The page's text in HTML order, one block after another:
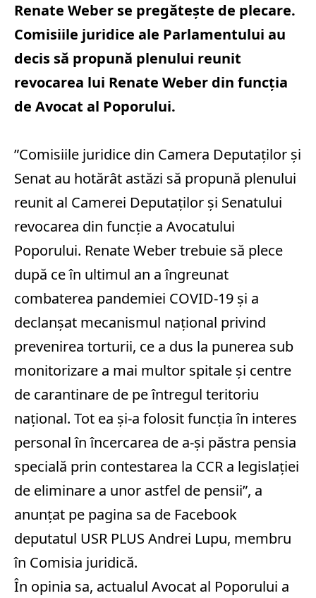
Renate Weber se pregătește de plecare.
Comisiile juridice ale Parlamentului au
decis să propună plenului reunit
revocarea lui Renate Weber din funcţia
de Avocat al Poporului.
”Comisiile juridice din Camera Deputaţilor şi
Senat au hotărât astăzi să propună plenului
reunit al Camerei Deputaţilor şi Senatului
revocarea din funcţie a Avocatului
Poporului. Renate Weber trebuie să plece
după ce în ultimul an a îngreunat
combaterea pandemiei COVID-19 şi a
declanşat mecanismul naţional privind
prevenirea torturii, ce a dus la punerea sub
monitorizare a mai multor spitale şi centre
de carantinare de pe întregul teritoriu
naţional. Tot ea şi-a folosit funcţia în interes
personal în încercarea de a-şi păstra pensia
specială prin contestarea la CCR a legislaţiei
de eliminare a unor astfel de pensii”, a
anunţat pe pagina sa de Facebook
deputatul USR PLUS Andrei Lupu, membru
în Comisia juridică.
În opinia sa, actualul Avocat al Poporului a